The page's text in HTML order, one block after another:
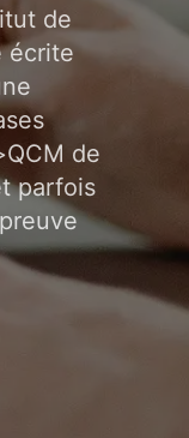
de
écrite
de
parfois